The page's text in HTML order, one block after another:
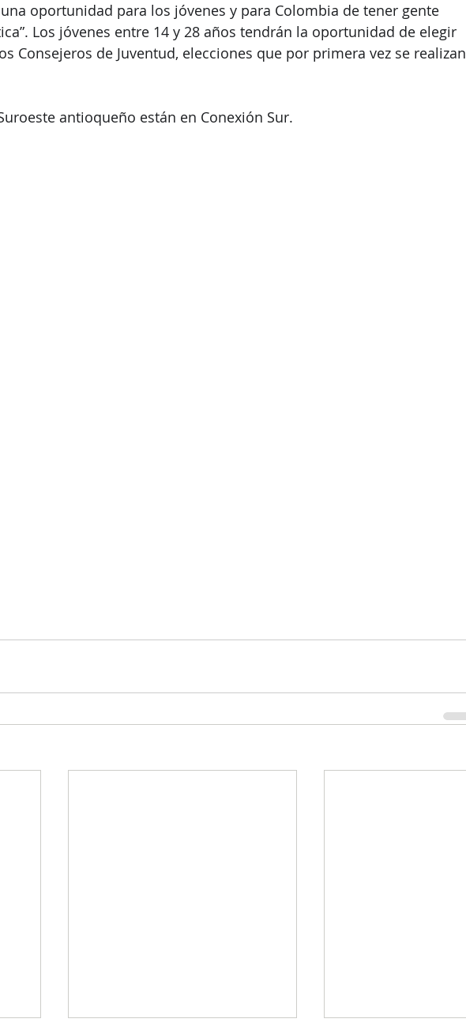
oportunidad para los jóvenes y para Colombia de tener gente
Los jóvenes entre 14 y 28 años tendrán la oportunidad de elegir
Consejeros de Juventud, elecciones que por primera vez se realizan
antioqueño están en Conexión Sur.